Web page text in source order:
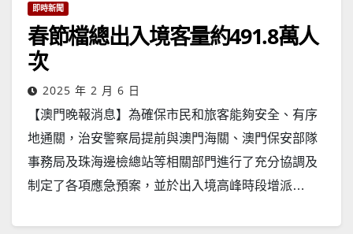
即時新聞
春節檔總出入境客量約491.8萬人
次
2025 年 2 月 6 日
【澳門晚報消息】為確保市民和旅客能夠安全、有序
地通關，治安警察局提前與澳門海關、澳門保安部隊
事務局及珠海邊檢總站等相關部門進行了充分協調及
制定了各項應急預案，並於出入境高峰時段增派…